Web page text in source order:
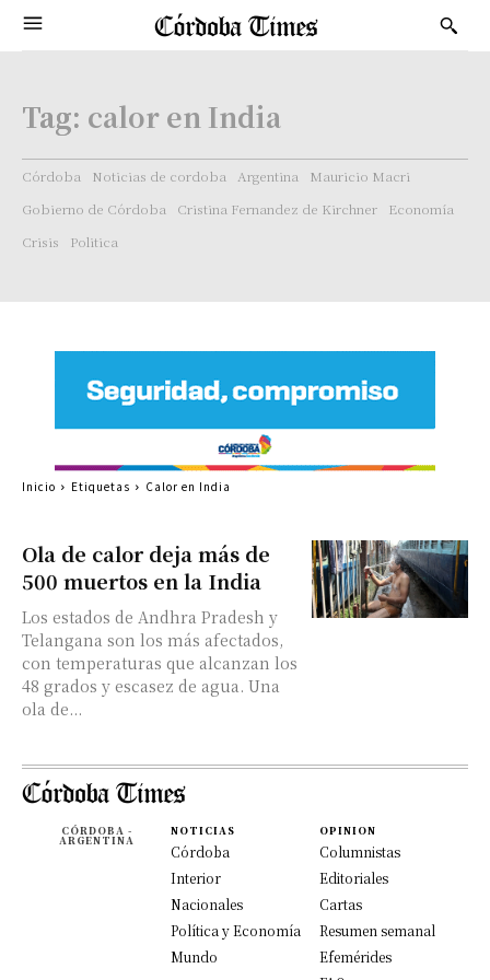
Tag: calor en India
Córdoba Noticias de cordoba Argentina
Mauricio Macri
Gobierno de Córdoba
Cristina Fernandez de Kirchner
Economía
Crisis
Politica
Ola de calor deja más de
500 muertos en la India
Los estados de Andhra Pradesh y
Telangana son los más afectados,
con temperaturas que alcanzan los
48 grados y escasez de agua. Una
ola de...
Inicio Etiquetas Calor en India
CÓRDOBA -
ARGENTINA
NOTICIAS
Córdoba
Interior
Nacionales
Política y Economía
Mundo
OPINION
Columnistas
Editoriales
Cartas
Resumen semanal
Efemérides